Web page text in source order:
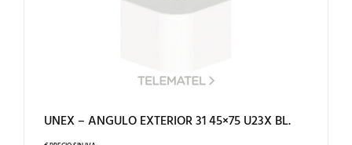
UNEX – ANGULO EXTERIOR 31 45×75 U23X BL.